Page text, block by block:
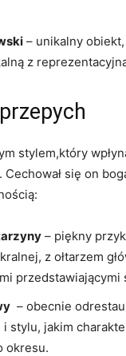
– ⁤unikalny obiekt,
z
stylem,który
Cechował się on
– ‍piękny
z ołtarzem
– obecnie
stylu, jakim
okresu.